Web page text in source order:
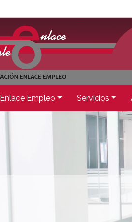
Enlace Empleo Servicios